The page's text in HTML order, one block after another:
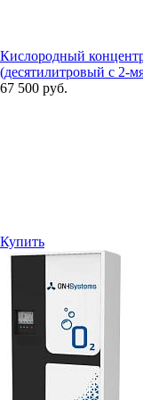
Кислородный
(десятилитровый с 2-
67 500 руб.
Купить